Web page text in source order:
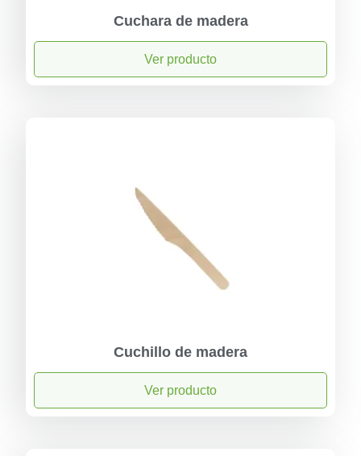
Cuchara de madera
Ver producto
Cuchillo de madera
Ver producto